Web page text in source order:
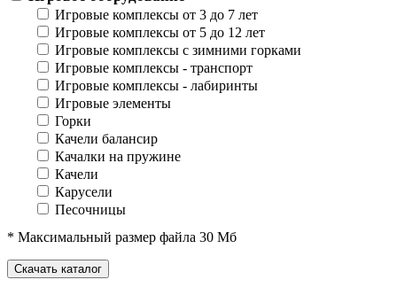
Игровые комплексы от 3 до 7 лет
Игровые комплексы от 5 до 12 лет
Игровые комплексы с зимними горками
Игровые комплексы - транспорт
Игровые комплексы - лабиринты
Игровые элементы
Горки
Качели балансир
Качалки на пружине
Качели
Карусели
Песочницы
Домики-беседки
Детские столики и скамьи
Теневые навесы и сцены
* Максимальный размер файла 30 Мб
Скачать каталог